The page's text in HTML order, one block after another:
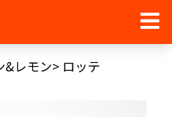
&レモン> ロッテ